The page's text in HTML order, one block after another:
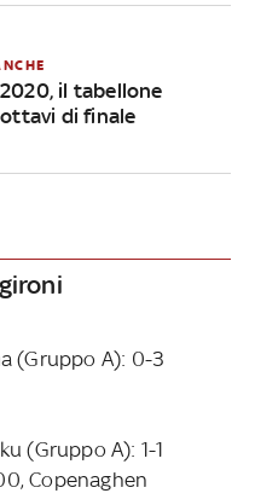
il tabellone
di finale
(Gruppo A): 0-3
(Gruppo A): 1-1
Copenaghen